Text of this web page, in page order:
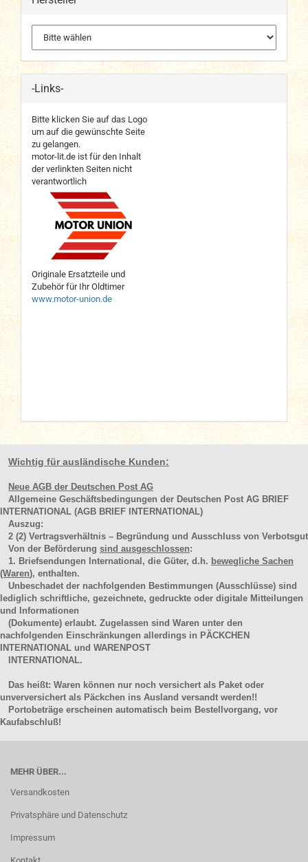
-Links-
Bitte klicken Sie auf das Logo
um auf die gewünschte Seite
zu gelangen.
motor-lit.de ist für den Inhalt
der verlinkten Seiten nicht
verantwortlich
Originale Ersatzteile und
Zubehör für Ihr Oldtimer
www.motor-union.de
Wichtig für ausländische Kunden:
Neue AGB der Deutschen Post AG
Allgemeine Geschäftsbedingungen der Deutschen Post AG BRIEF
INTERNATIONAL (AGB BRIEF INTERNATIONAL)
Auszug:
2 (2) Vertragsverhältnis – Begründung und Ausschluss von Verbotsgut
Von der Beförderung sind ausgeschlossen:
1. Briefsendungen International, die Güter, d.h. bewegliche Sachen
(Waren), enthalten.
Unbeschadet der nachfolgenden Bestimmungen (Ausschlüsse) sind
lediglich schriftliche, gezeichnete, gedruckte oder digitale Mitteilungen
und Informationen
(Dokumente) erlaubt. Zugelassen sind Waren unter den
nachfolgenden Einschränkungen allerdings in PÄCKCHEN
INTERNATIONAL und WARENPOST
INTERNATIONAL.
Das heißt: Waren können nur noch versichert als Paket oder
unverversichert als Päckchen ins Ausland versandt werden!!
Portobeträge erscheinen automatisch beim Bestellvorgang, vor
Kaufabschluß!
MEHR ÜBER...
Versandkosten
Privatsphäre und Datenschutz
Impressum